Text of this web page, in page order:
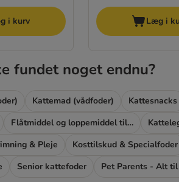
i kurv Læg i
fundet noget endnu?
Kattemad (vådfoder) Kattesnacks
Flåtmiddel og loppemiddel til katte
& Pleje Kosttilskud & Specialfoder
Senior kattefoder Pet Parents - Alt